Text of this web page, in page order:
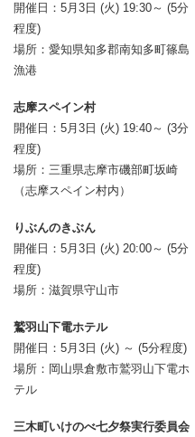
開催日：5月3日 (火) 19:30～ (5分
程度)
場所：愛知県知多郡南知多町篠島
漁港
志摩スペイン村
開催日：5月3日 (火) 19:40～ (3分
程度)
場所：三重県志摩市磯部町坂崎
（志摩スペイン村内）
りぶんのきぶん
開催日：5月3日 (火) 20:00～ (5分
程度)
場所：滋賀県守山市
鷲羽山下電ホテル
開催日：5月3日 (火) ～ (5分程度)
場所：岡山県倉敷市鷲羽山下電ホ
テル
三木町いけのべ七夕祭実行委員会